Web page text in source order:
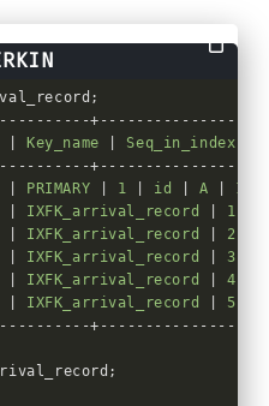
Key_name Seq_in_index
PRIMARY 1 id A
IXFK_arrival_record 1
IXFK_arrival_record 2
IXFK_arrival_record 3
IXFK_arrival_record 4
IXFK_arrival_record 5